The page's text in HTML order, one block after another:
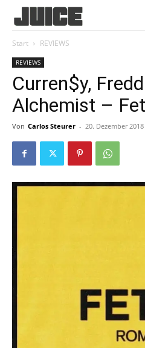
Start REVIEWS
REVIEWS
Curren$y,
Alchemist –
Von Carlos Steurer - 20. Dezember 2018